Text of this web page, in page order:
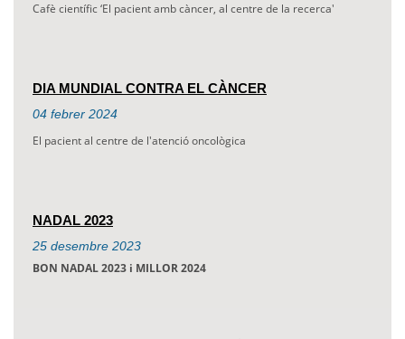
Cafè científic ‘El pacient amb càncer, al centre de la recerca'
DIA MUNDIAL CONTRA EL CÀNCER
04 febrer 2024
El pacient al centre de l'atenció oncològica
NADAL 2023
25 desembre 2023
BON NADAL 2023 i MILLOR 2024